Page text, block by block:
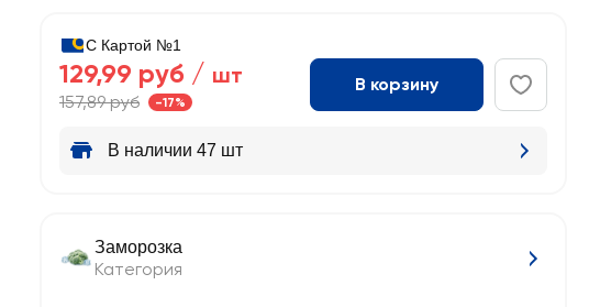
С Картой №1
129,99 руб / шт
157,89 руб -17%
В корзину
В наличии 47 шт
Заморозка
Категория